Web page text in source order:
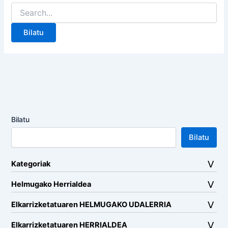
Search
for:
Bilatu
Bilatu
Kategoriak
Helmugako Herrialdea
Elkarrizketatuaren HELMUGAKO UDALERRIA
Elkarrizketatuaren HERRIALDEA